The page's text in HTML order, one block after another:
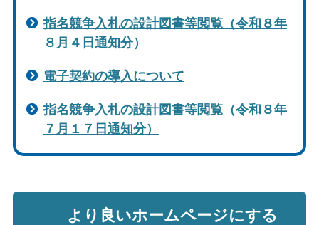
指名競争入札の設計図書等閲覧（令和８年
８月４日通知分）
電子契約の導入について
指名競争入札の設計図書等閲覧（令和８年
７月１７日通知分）
より良いホームページにする